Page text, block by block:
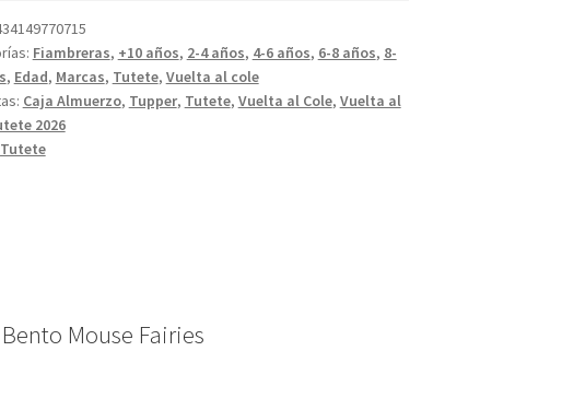
Fiambreras, +10 años, 2-4 años, 4-6 años, 6-8 años, 8-
, Edad, Marcas, Tutete, Vuelta al cole
Caja Almuerzo, Tupper, Tutete, Vuelta al Cole, Vuelta al
2026
Tutete
Mouse Fairies